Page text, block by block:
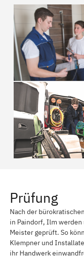
Prüfung
Nach der
in Paindorf, Ilm werden
Meister geprüft. So
Klempner und
ihr Handwerk